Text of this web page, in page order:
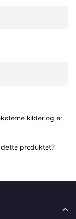
kilder og er
produktet?